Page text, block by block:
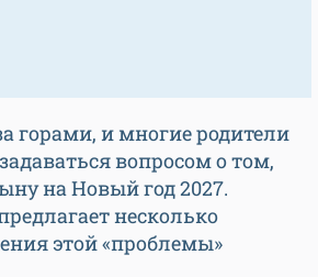
горами, и многие родители
вопросом о том,
на Новый год 2027.
несколько
этой «проблемы»